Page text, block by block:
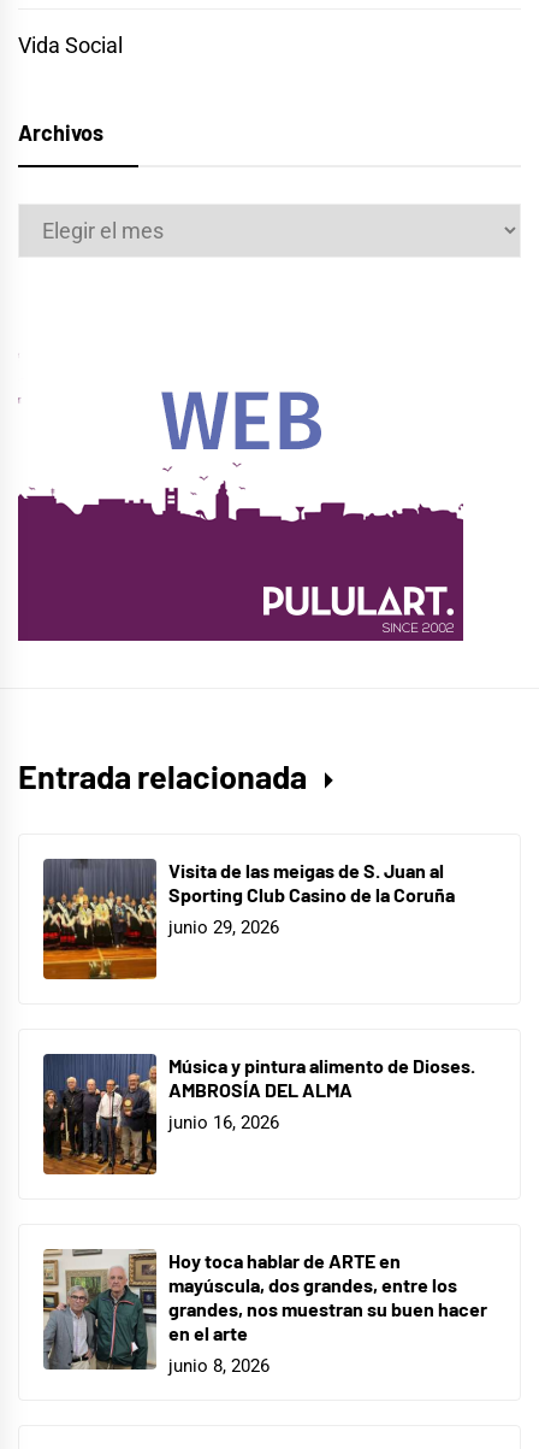
Vida Social
Archivos
Archivos
Entrada relacionada
Visita de las meigas de S. Juan al
Sporting Club Casino de la Coruña
junio 29, 2026
Música y pintura alimento de Dioses.
AMBROSÍA DEL ALMA
junio 16, 2026
Hoy toca hablar de ARTE en
mayúscula, dos grandes, entre los
grandes, nos muestran su buen hacer
en el arte
junio 8, 2026